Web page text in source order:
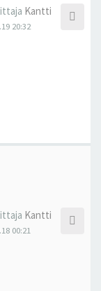
Kantti
20:32
Kantti
00:21